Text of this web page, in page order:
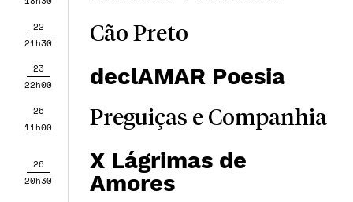
22
21h30
Cão Preto
23
22h00
declAMAR Poesia
26
11h00
Preguiças e Companhia
26
20h30
X Lágrimas de
Amores